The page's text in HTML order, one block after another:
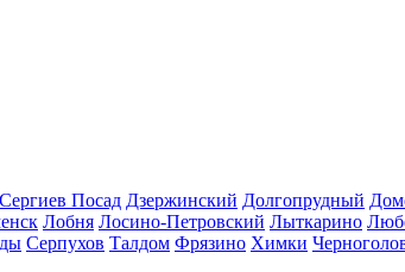
Посад Дзержинский Долгопрудный
Лобня Лосино-Петровский Лыткарино
Серпухов Талдом Фрязино Химки